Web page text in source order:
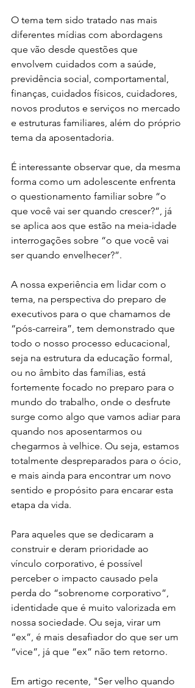
O tema tem sido tratado nas mais
diferentes mídias com abordagens
que vão desde questões que
envolvem cuidados com a saúde,
previdência social, comportamental,
finanças, cuidados físicos, cuidadores,
novos produtos e serviços no mercado
e estruturas familiares, além do próprio
tema da aposentadoria.
É interessante observar que, da mesma
forma como um adolescente enfrenta
o questionamento familiar sobre “o
que você vai ser quando crescer?”, já
se aplica aos que estão na meia-idade
interrogações sobre “o que você vai
ser quando envelhecer?”.
A nossa experiência em lidar com o
tema, na perspectiva do preparo de
executivos para o que chamamos de
“pós-carreira”, tem demonstrado que
todo o nosso processo educacional,
seja na estrutura da educação formal,
ou no âmbito das famílias, está
fortemente focado no preparo para o
mundo do trabalho, onde o desfrute
surge como algo que vamos adiar para
quando nos aposentarmos ou
chegarmos à velhice. Ou seja, estamos
totalmente despreparados para o ócio,
e mais ainda para encontrar um novo
sentido e propósito para encarar esta
etapa da vida.
Para aqueles que se dedicaram a
construir e deram prioridade ao
vínculo corporativo, é possível
perceber o impacto causado pela
perda do “sobrenome corporativo”,
identidade que é muito valorizada em
nossa sociedade. Ou seja, virar um
“ex”, é mais desafiador do que ser um
“vice”, já que “ex” não tem retorno.
Em artigo recente, "Ser velho quando